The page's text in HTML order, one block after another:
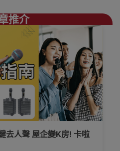
推介
去人聲 屋企變K房! 卡啦